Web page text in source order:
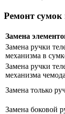
Ремонт сумок
Замена
Замена ручки
механизма в
Замена ручки
механизма
Замена только
Замена боковой